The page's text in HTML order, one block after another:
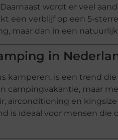
wordt er veel
een verblijf op een 5-
maar dan in een
in
kamperen, is een trend
campingvakantie, maar
airconditioning en
is ideaal voor mensen